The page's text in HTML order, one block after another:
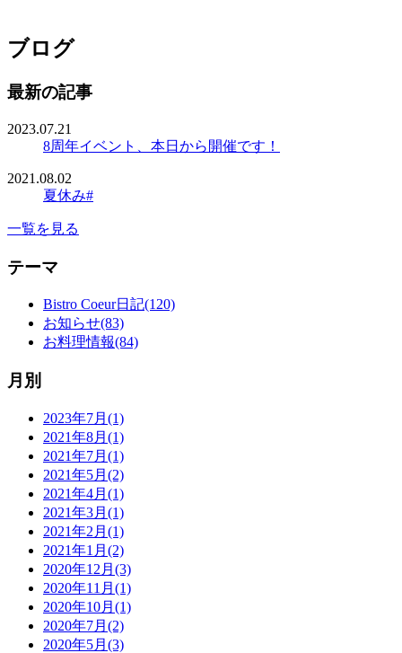
ブログ
最新の記事
2023.07.21
8周年イベント、本日から開催です！
2021.08.02
夏休み#
一覧を見る
テーマ
Bistro Coeur日記(120)
お知らせ(83)
お料理情報(84)
月別
2023年7月(1)
2021年8月(1)
2021年7月(1)
2021年5月(2)
2021年4月(1)
2021年3月(1)
2021年2月(1)
2021年1月(2)
2020年12月(3)
2020年11月(1)
2020年10月(1)
2020年7月(2)
2020年5月(3)